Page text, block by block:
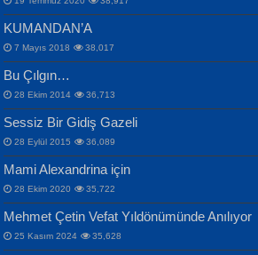
İPEK ACAR SERT
Gazze’nin Şecaati, Ümmetin İmtihanı...
Selahattin Yıldız
İdrakimle Üşürken...
ERDEM BAYAZIT
Sana, Bana, Vatanıma, Ülkemin
İnsanlarına Dair...
KUMANDAN’A
7 Mayıs 2018 38,017
Bu Çılgın…
28 Ekim 2014 36,713
Sessiz Bir Gidiş Gazeli
28 Eylül 2015 36,089
Mami Alexandrina için
28 Ekim 2020 35,722
Mehmet Çetin Vefat Yıldönümünde Anılıyor
25 Kasım 2024 35,628